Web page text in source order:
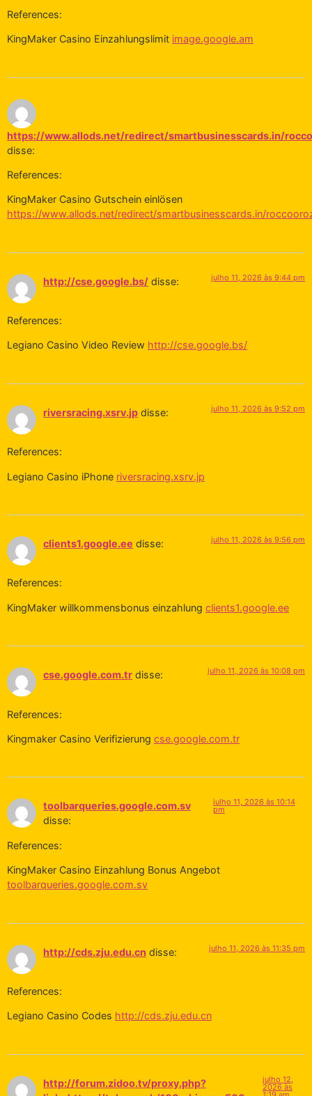
References:
KingMaker Casino Einzahlungslimit image.google.am
https://www.allods.net/redirect/smartbusinesscards.in/
disse:
References:
KingMaker Casino Gutschein einlösen
https://www.allods.net/redirect/smartbusinesscards.in/
http://cse.google.bs/ disse: julho 11, 2026 às 9:44 pm
References:
Legiano Casino Video Review http://cse.google.bs/
riversracing.xsrv.jp disse: julho 11, 2026 às 9:52 pm
References:
Legiano Casino iPhone riversracing.xsrv.jp
clients1.google.ee disse: julho 11, 2026 às 9:56 pm
References:
KingMaker willkommensbonus einzahlung clients1.google.ee
cse.google.com.tr disse: julho 11, 2026 às 10:08 pm
References:
Kingmaker Casino Verifizierung cse.google.com.tr
toolbarqueries.google.com.sv
disse:
julho 11, 2026 às 10:14
pm
References:
KingMaker Casino Einzahlung Bonus Angebot
toolbarqueries.google.com.sv
http://cds.zju.edu.cn disse: julho 11, 2026 às 11:35 pm
References:
Legiano Casino Codes http://cds.zju.edu.cn
http://forum.zidoo.tv/proxy.php?
julho 12,
2026 às